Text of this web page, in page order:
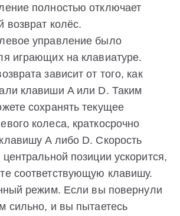
полностью отключает
возврат колёс.
управление было
играющих на клавиатуре.
зависит от того, как
клавиши A или D. Таким
сохранять текущее
колеса, краткосрочно
A либо D. Скорость
центральной позиции ускорится,
соответствующую клавишу.
режим. Если вы повернули
сильно, и вы пытаетесь